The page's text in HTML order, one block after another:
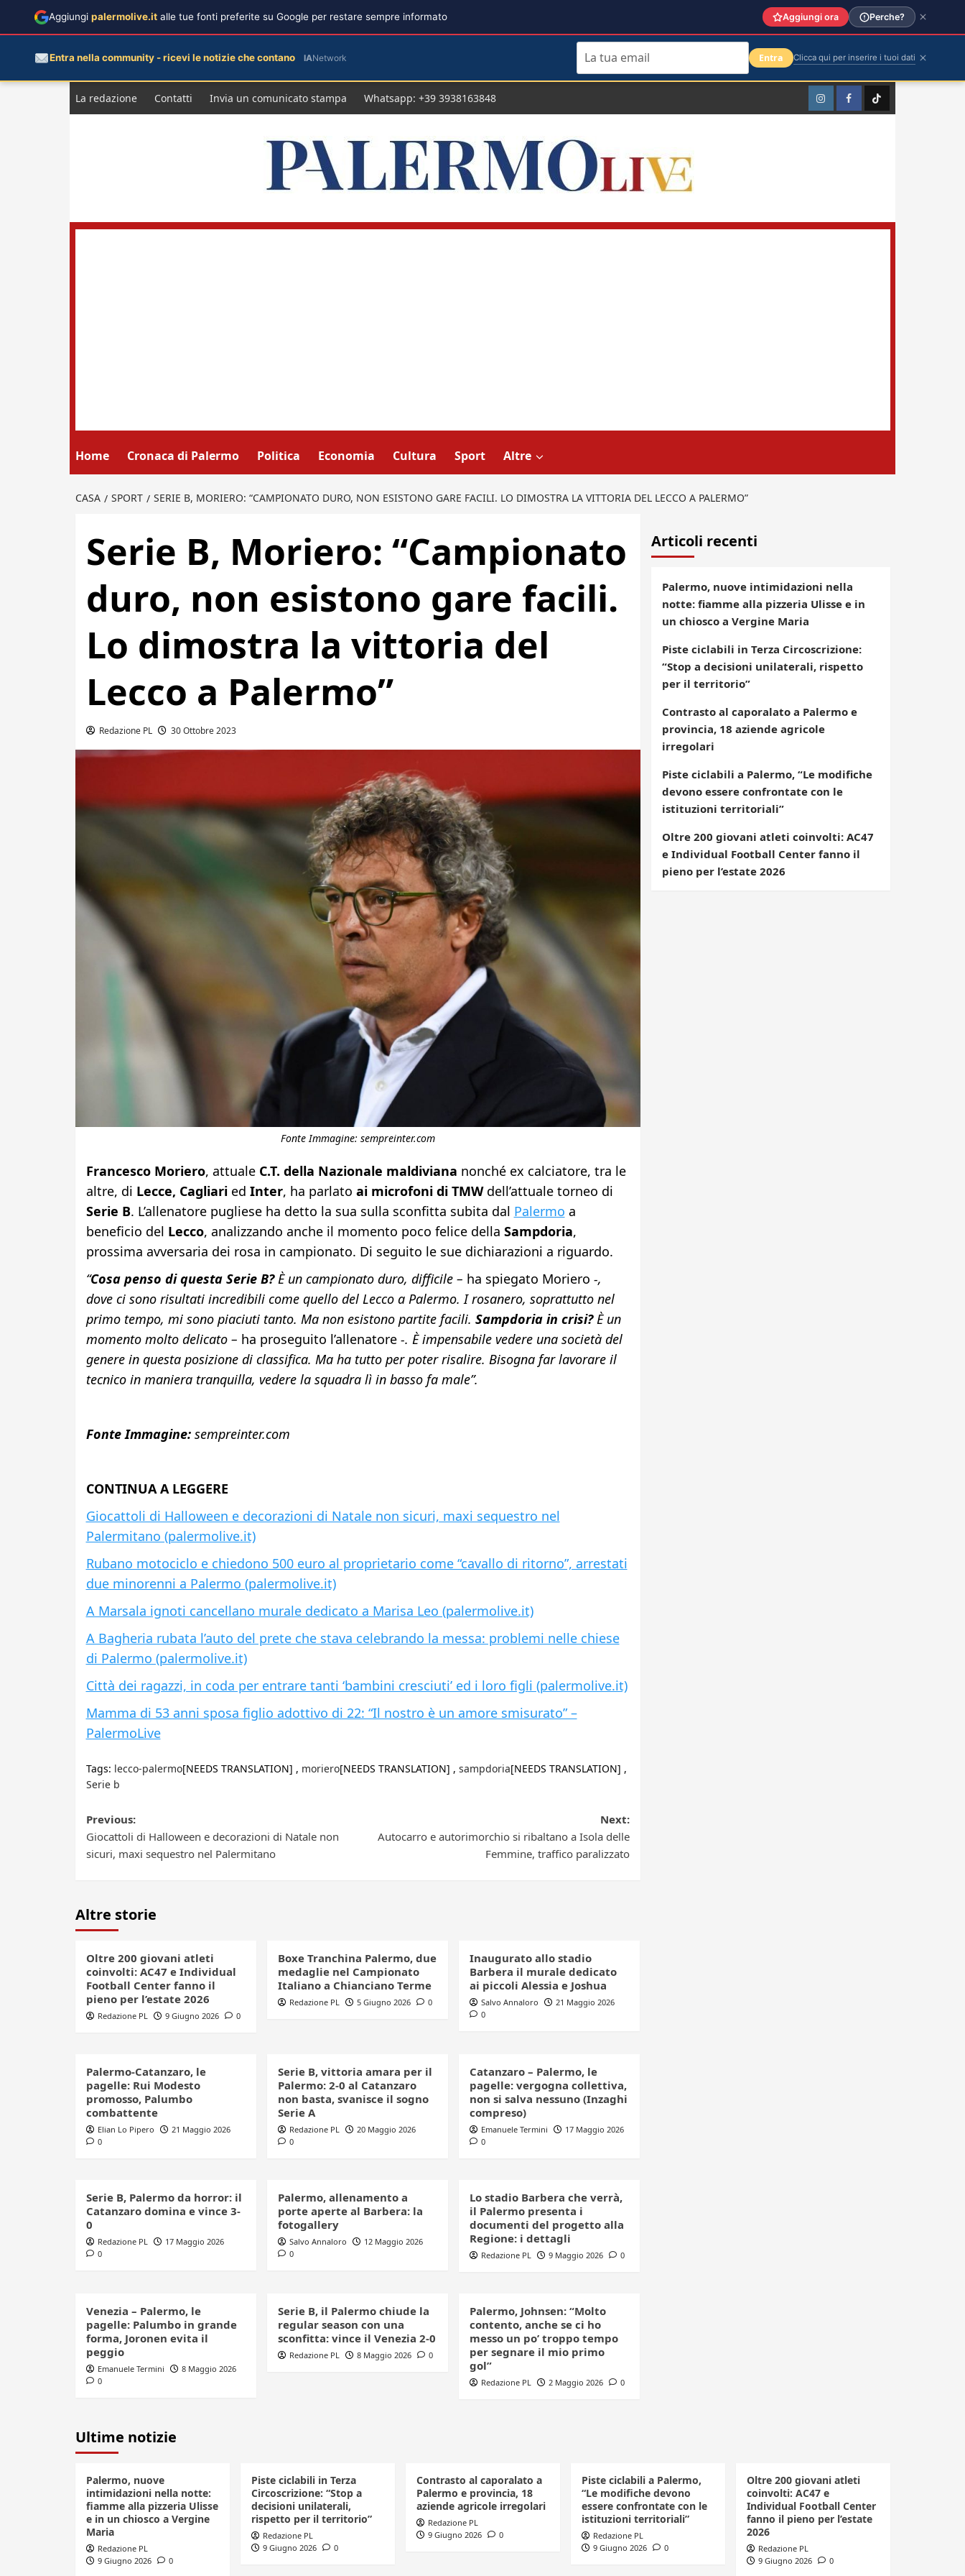
La redazione Contatti Invia un comunicato stampa Whatsapp: +39 3938163848 InstagramFacebookTikTok
Home Cronaca di Palermo Politica Economia Cultura Sport Altre
CASA SPORT SERIE B, MORIERO: “CAMPIONATO DURO, NON ESISTONO GARE FACILI. LO DIMOSTRA LA VITTORIA DEL LECCO A PALERMO”
Serie B, Moriero: “Campionato
duro, non esistono gare facili.
Lo dimostra la vittoria del
Lecco a Palermo”
Redazione PL 30 Ottobre 2023
Fonte Immagine: sempreinter.com
Francesco Moriero, attuale C.T. della Nazionale maldiviana nonché ex calciatore, tra le
altre, di Lecce, Cagliaried Inter, ha parlato ai microfoni di TMWdell’attuale torneo di
Serie B. L’allenatore pugliese ha detto la sua sulla sconfitta subita dal Palermo a
beneficio del Lecco, analizzando anche il momento poco felice della Sampdoria,
prossima avversaria dei rosa in campionato. Di seguito le sue dichiarazioni a riguardo.
“Cosa penso di questa Serie B?È un campionato duro, difficile – ha spiegato Moriero -,
dove ci sono risultati incredibili come quello del Lecco a Palermo. I rosanero, soprattutto nel
primo tempo, mi sono piaciuti tanto. Ma non esistono partite facili. Sampdoria in crisi?È un
momento molto delicato – ha proseguito l’allenatore -. È impensabile vedere una società del
genere in questa posizione di classifica. Ma ha tutto per poter risalire. Bisogna far lavorare il
tecnico in maniera tranquilla, vedere la squadra lì in basso fa male”.
Fonte Immagine:sempreinter.com
CONTINUA A LEGGERE
Giocattoli di Halloween e decorazioni di Natale non sicuri, maxi sequestro nel
Palermitano (palermolive.it)
Rubano motociclo e chiedono 500 euro al proprietario come “cavallo di ritorno”, arrestati
due minorenni a Palermo (palermolive.it)
A Marsala ignoti cancellano murale dedicato a Marisa Leo (palermolive.it)
A Bagheria rubata l’auto del prete che stava celebrando la messa: problemi nelle chiese
di Palermo (palermolive.it)
Città dei ragazzi, in coda per entrare tanti ‘bambini cresciuti’ ed i loro figli (palermolive.it)
Mamma di 53 anni sposa figlio adottivo di 22: “Il nostro è un amore smisurato” –
PalermoLive
Tags: lecco-palermo[NEEDS TRANSLATION] , moriero[NEEDS TRANSLATION] , sampdoria[NEEDS TRANSLATION] ,
Serie b
Post
navigation
Previous:
Giocattoli di Halloween e decorazioni di Natale non
sicuri, maxi sequestro nel Palermitano
Next:
Autocarro e autorimorchio si ribaltano a Isola delle
Femmine, traffico paralizzato
Altre storie
Oltre 200 giovani atleti
coinvolti: AC47 e Individual
Football Center fanno il
pieno per l’estate 2026
Redazione PL 9 Giugno 2026 0
Boxe Tranchina Palermo, due
medaglie nel Campionato
Italiano a Chianciano Terme
Redazione PL 5 Giugno 2026 0
Inaugurato allo stadio
Barbera il murale dedicato
ai piccoli Alessia e Joshua
Salvo Annaloro
21 Maggio 2026
0
Palermo-Catanzaro, le
pagelle: Rui Modesto
promosso, Palumbo
combattente
Elian Lo Pipero
21 Maggio 2026
0
Serie B, vittoria amara per il
Palermo: 2-0 al Catanzaro
non basta, svanisce il sogno
Serie A
Redazione PL
20 Maggio 2026
0
Catanzaro – Palermo, le
pagelle: vergogna collettiva,
non si salva nessuno (Inzaghi
compreso)
Emanuele Termini
17 Maggio 2026
0
Serie B, Palermo da horror: il
Catanzaro domina e vince 3-
0
Redazione PL
17 Maggio 2026
0
Palermo, allenamento a
porte aperte al Barbera: la
fotogallery
Salvo Annaloro
12 Maggio 2026
0
Lo stadio Barbera che verrà,
il Palermo presenta i
documenti del progetto alla
Regione: i dettagli
Redazione PL 9 Maggio 2026 0
Venezia – Palermo, le
pagelle: Palumbo in grande
forma, Joronen evita il
peggio
Emanuele Termini
8 Maggio 2026
0
Serie B, il Palermo chiude la
regular season con una
sconfitta: vince il Venezia 2-0
Redazione PL 8 Maggio 2026 0
Palermo, Johnsen: “Molto
contento, anche se ci ho
messo un po’ troppo tempo
per segnare il mio primo
gol”
Redazione PL 2 Maggio 2026 0
Articoli recenti
Palermo, nuove intimidazioni nella
notte: fiamme alla pizzeria Ulisse e in
un chiosco a Vergine Maria
Piste ciclabili in Terza Circoscrizione:
“Stop a decisioni unilaterali, rispetto
per il territorio”
Contrasto al caporalato a Palermo e
provincia, 18 aziende agricole
irregolari
Piste ciclabili a Palermo, “Le modifiche
devono essere confrontate con le
istituzioni territoriali”
Oltre 200 giovani atleti coinvolti: AC47
e Individual Football Center fanno il
pieno per l’estate 2026
Ultime notizie
Palermo, nuove
intimidazioni nella notte:
fiamme alla pizzeria Ulisse
e in un chiosco a Vergine
Maria
Redazione PL
9 Giugno 2026
0
Piste ciclabili in Terza
Circoscrizione: “Stop a
decisioni unilaterali,
rispetto per il territorio”
Redazione PL
9 Giugno 2026
0
Contrasto al caporalato a
Palermo e provincia, 18
aziende agricole irregolari
Redazione PL
9 Giugno 2026
0
Piste ciclabili a Palermo,
“Le modifiche devono
essere confrontate con le
istituzioni territoriali”
Redazione PL
9 Giugno 2026
0
Oltre 200 giovani atleti
coinvolti: AC47 e
Individual Football Center
fanno il pieno per l’estate
2026
Redazione PL
9 Giugno 2026
0
Aggiungi palermolive.it alle tue fonti preferite su Google per restare sempre informato Aggiungi ora Perche?
Entra nella community - ricevi le notizie che contano IANetwork Entra Clicca qui per inserire i tuoi dati